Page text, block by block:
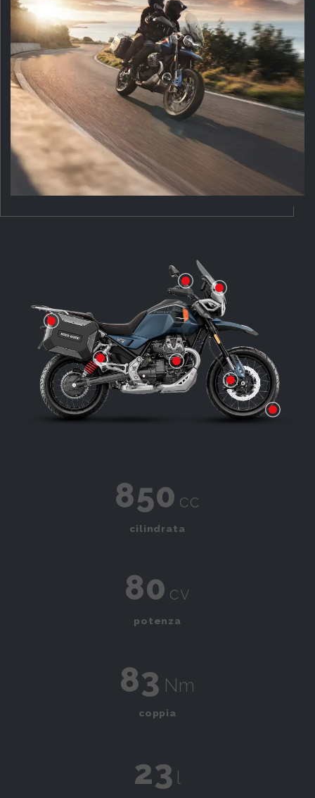
Pomello regolabile del precarico
850 cc
cilindrata
80 cv
potenza
83 Nm
coppia
23 l